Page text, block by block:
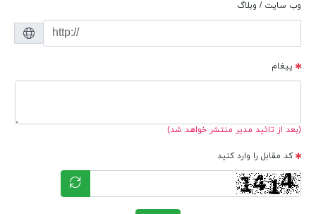
وب سایت / وبلاگ
پیغام
(بعد از تائید مدیر منتشر خواهد شد)
کد مقابل را وارد کنید